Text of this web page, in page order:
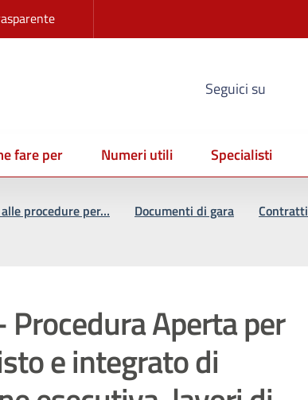
Seguici su
fare per Numeri utili
Specialisti
procedure per… Documenti di gara
Contratti
Procedura Aperta per
e integrato di